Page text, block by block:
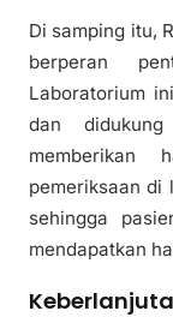
Di samping itu,
berperan
Laboratorium
dan
memberikan
pemeriksaan di
sehingga
mendapatkan